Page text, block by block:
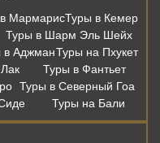
МармарисТуры в Кемер
Туры в Шарм Эль Шейх
в АджманТуры на Пхукет
Туры в Фантьет
Туры в Северный Гоа
Туры на Бали